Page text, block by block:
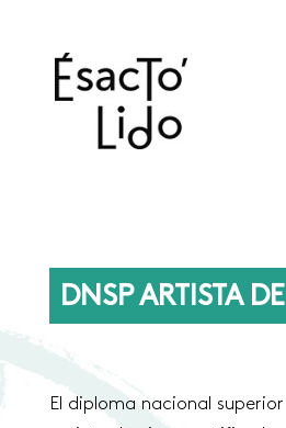
DNSP ARTISTA
El diploma nacional